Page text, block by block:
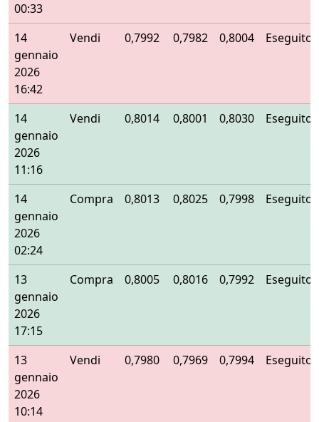
00:33
14
gennaio
2026
16:42
Vendi 0,7992 0,7982 0,8004 Eseguito
14
gennaio
2026
11:16
Vendi 0,8014 0,8001 0,8030 Eseguito
14
gennaio
2026
02:24
Compra 0,8013 0,8025 0,7998 Eseguito
13
gennaio
2026
17:15
Compra 0,8005 0,8016 0,7992 Eseguito
13
gennaio
2026
10:14
Vendi 0,7980 0,7969 0,7994 Eseguito